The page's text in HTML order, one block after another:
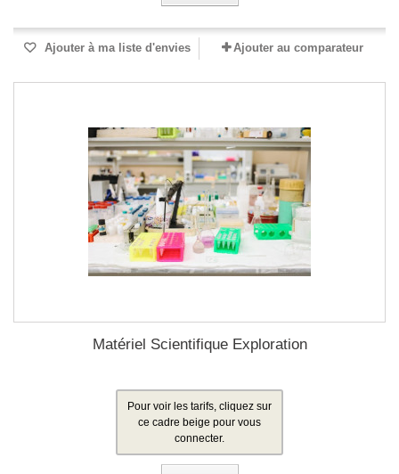
Ajouter à ma liste d'envies Ajouter au comparateur
Matériel Scientifique Exploration
Pour voir les tarifs, cliquez sur
ce cadre beige pour vous
connecter.